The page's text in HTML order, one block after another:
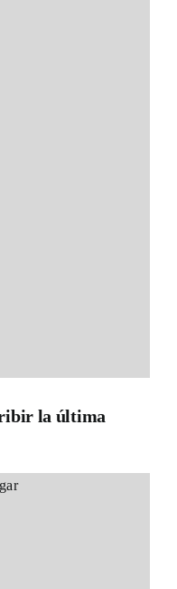
la última